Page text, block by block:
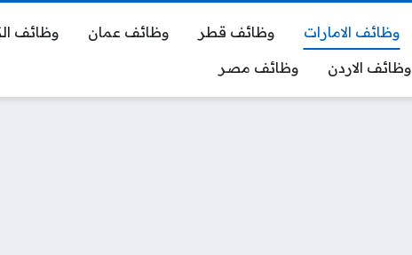
وظائف الامارات وظائف قطر وظائف عمان
وظائف
وظائف الاردن وظائف مصر